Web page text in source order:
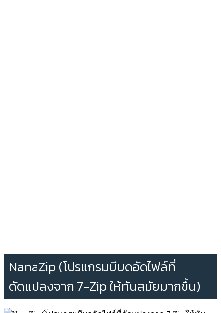
NanaZip (โปรแกรมบีบดอัดไฟล์ที่
ดัดแปลงจาก 7-Zip ให้ทันสมัยมากขึ้น)